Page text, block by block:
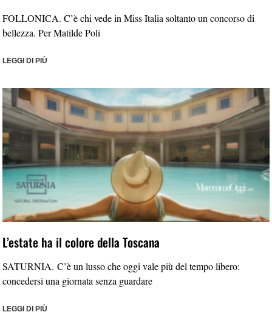
FOLLONICA. C’è chi vede in Miss Italia soltanto un concorso di
bellezza. Per Matilde Poli
LEGGI DI PIÙ
L’estate ha il colore della Toscana
SATURNIA. C’è un lusso che oggi vale più del tempo libero:
concedersi una giornata senza guardare
LEGGI DI PIÙ